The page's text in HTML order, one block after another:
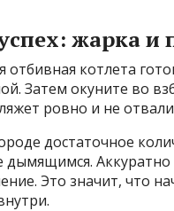
жарка и
котлета
Затем окуните во
ровно и не
достаточное
дымящимся.
Это значит, что